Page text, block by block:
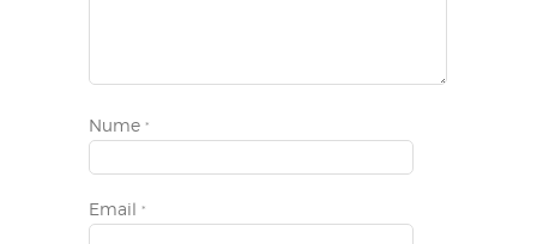
Nume *
Email *